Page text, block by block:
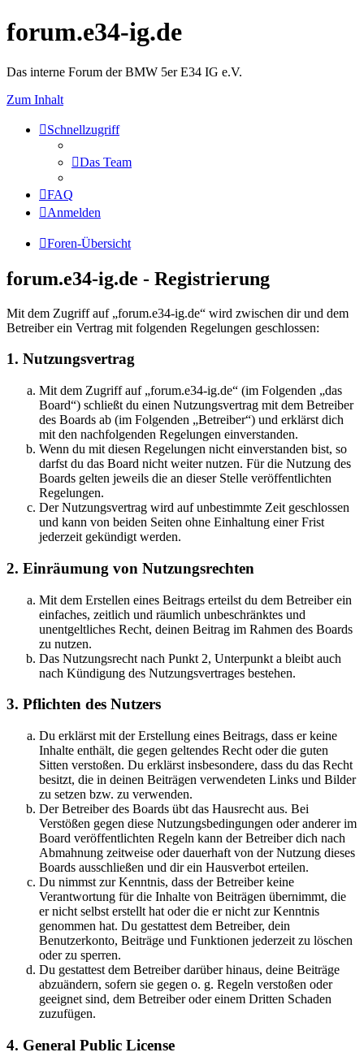
forum.e34-ig.de
Das interne Forum der BMW 5er E34 IG e.V.
Zum Inhalt
Schnellzugriff
Das Team
FAQ
Anmelden
Foren-Übersicht
forum.e34-ig.de - Registrierung
Mit dem Zugriff auf „forum.e34-ig.de“ wird zwischen dir und dem
Betreiber ein Vertrag mit folgenden Regelungen geschlossen:
1. Nutzungsvertrag
Mit dem Zugriff auf „forum.e34-ig.de“ (im Folgenden „das
Board“) schließt du einen Nutzungsvertrag mit dem Betreiber
des Boards ab (im Folgenden „Betreiber“) und erklärst dich
mit den nachfolgenden Regelungen einverstanden.
Wenn du mit diesen Regelungen nicht einverstanden bist, so
darfst du das Board nicht weiter nutzen. Für die Nutzung des
Boards gelten jeweils die an dieser Stelle veröffentlichten
Regelungen.
Der Nutzungsvertrag wird auf unbestimmte Zeit geschlossen
und kann von beiden Seiten ohne Einhaltung einer Frist
jederzeit gekündigt werden.
2. Einräumung von Nutzungsrechten
Mit dem Erstellen eines Beitrags erteilst du dem Betreiber ein
einfaches, zeitlich und räumlich unbeschränktes und
unentgeltliches Recht, deinen Beitrag im Rahmen des Boards
zu nutzen.
Das Nutzungsrecht nach Punkt 2, Unterpunkt a bleibt auch
nach Kündigung des Nutzungsvertrages bestehen.
3. Pflichten des Nutzers
Du erklärst mit der Erstellung eines Beitrags, dass er keine
Inhalte enthält, die gegen geltendes Recht oder die guten
Sitten verstoßen. Du erklärst insbesondere, dass du das Recht
besitzt, die in deinen Beiträgen verwendeten Links und Bilder
zu setzen bzw. zu verwenden.
Der Betreiber des Boards übt das Hausrecht aus. Bei
Verstößen gegen diese Nutzungsbedingungen oder anderer im
Board veröffentlichten Regeln kann der Betreiber dich nach
Abmahnung zeitweise oder dauerhaft von der Nutzung dieses
Boards ausschließen und dir ein Hausverbot erteilen.
Du nimmst zur Kenntnis, dass der Betreiber keine
Verantwortung für die Inhalte von Beiträgen übernimmt, die
er nicht selbst erstellt hat oder die er nicht zur Kenntnis
genommen hat. Du gestattest dem Betreiber, dein
Benutzerkonto, Beiträge und Funktionen jederzeit zu löschen
oder zu sperren.
Du gestattest dem Betreiber darüber hinaus, deine Beiträge
abzuändern, sofern sie gegen o. g. Regeln verstoßen oder
geeignet sind, dem Betreiber oder einem Dritten Schaden
zuzufügen.
4. General Public License